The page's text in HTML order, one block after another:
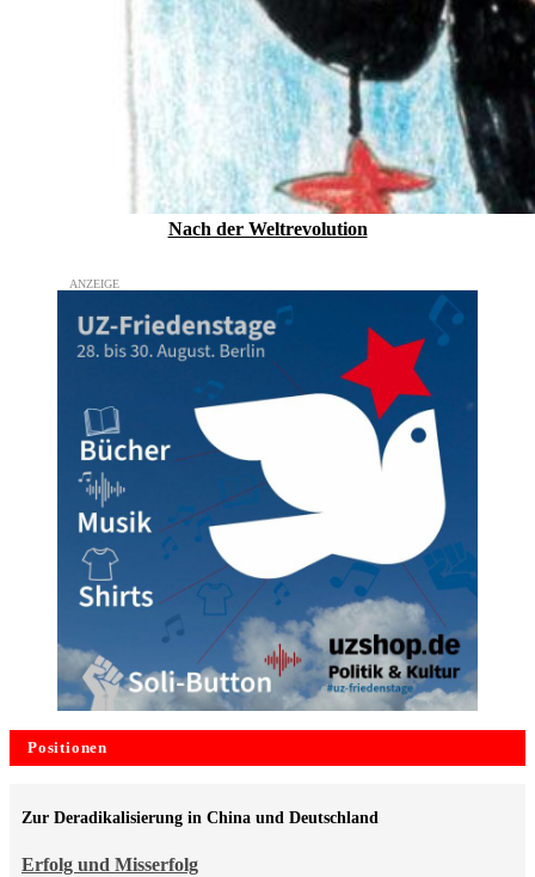
Nach der Weltrevolution
Positionen
Erfolg und Misserfolg
Zur Deradikalisierung in China und Deutschland